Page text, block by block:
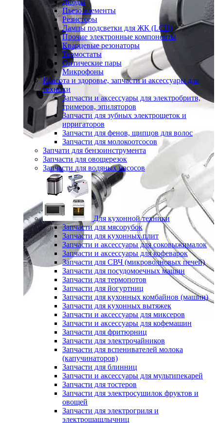
Диоды
Пьезо элементы
Резисторы
Лампы подсветки для ЖК (LCD)
Прочие электронные компоненты
Кварцевые резонаторы
Термостаты
Оптические пары
Микрофоны
Красота и здоровье, запчасти и аксессуары для
техники
Запчасти и аксессуары для электробритв,
тримеров, эпиляторов
Запчасти для зубных электрощеток и
ирригаторов
Запчасти для фенов, щипцов для волос
Запчасти для молокоотсосов
Запчати для бензоинструмента
Запчасти для овощерезок
Запчасти для водяных насосов
Для кухонной техники
Запчасти для мясорубок
Запчасти для кухонных плит
Запчасти и аксессуары для соковыжималок
Запчасти и аксессуары для кофеварок
Запчасти для СВЧ (микроволновых печей)
Запчасти для посудомоечных машин
Запчасти для термопотов
Запчасти для йогуртниц
Запчасти для кухонных комбайнов (машин)
Запчасти для кухонных вытяжек
Запчасти и аксессуары для миксеров
Запчасти и аксессуары для кофемашин
Запчасти для фритюрниц
Запчасти для электрочайников
Запчасти для вспенивателей молока
(капучинаторов)
Запчасти для блинниц
Запчасти и аксессуары для мультипекарей
Запчасти для тостеров
Запчасти для электросушилок фруктов и
овощей
Запчасти для электрогриля и
электрошашлычниц